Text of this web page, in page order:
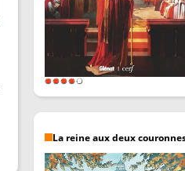
La reine aux deux